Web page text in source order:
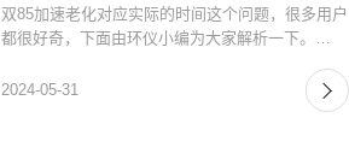
双85加速老化对应实际的时间这个问题，很多用户
都很好奇，下面由环仪小编为大家解析一下。…
2024-05-31